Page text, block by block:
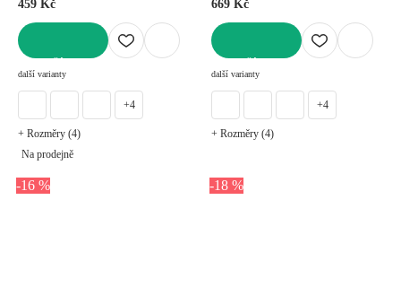
459 Kč
další varianty
+4
+ Rozměry (4)
Na prodejně
669 Kč
další varianty
+4
+ Rozměry (4)
-16 % -18 %